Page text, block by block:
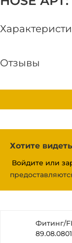
Отзывы
Хотите
Войдите или
Фитинг/
89.08.0801